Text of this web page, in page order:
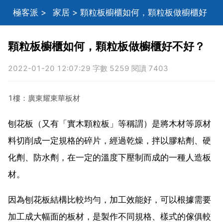
極客派 > 家居 > 顆粒板櫥櫃如何，顆粒板做櫥櫃好
顆粒板櫥櫃如何，顆粒板做櫥櫃好不好？
2022-01-20 12:07:29 字數 5259 閱讀 7403
1樓：廣東耀東華板材
刨花板（又有「實木顆粒板」等稱謂）是將木材等原材
料切削成一定規格的碎片，經過乾燥，拌以膠粘劑、硬
化劑、防水劑，在一定的溫度下壓制而成的一種人造板
材。
因為刨花板結構比較均勻，加工效能好，可以根據需要
加工成大幅面的板材，是製作不同規格、樣式的傢俱較